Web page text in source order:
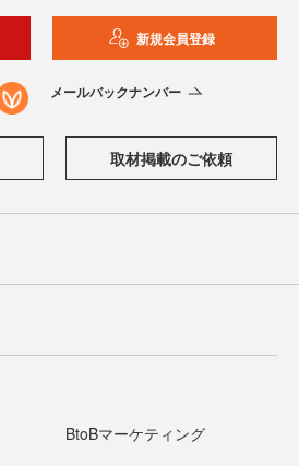
新規会員登録
メールバックナンバー
取材掲載のご依頼
BtoBマーケティング